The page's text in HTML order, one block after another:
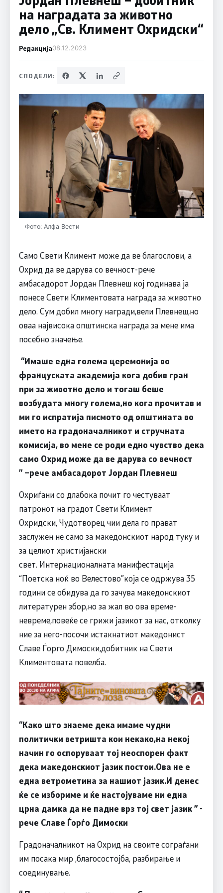
на наградата за животно
дело „Св. Климент Охридски“
Редакција08.12.2023
СПОДЕЛИ:
Фото: Алфа Вести
Само Свети Климент може да ве благослови, а
Охрид да ве дарува со вечност-рече
амбасадорот Јордан Плевнеш кој годинава ја
понесе Свети Климентовата награда за животно
дело. Сум добил многу награди,вели Плевнеш,но
оваа највисока општинска награда за мене има
посебно значење.
“Имаше една голема церемонија во
француската академија кога добив гран
при за животно дело и тогаш беше
возбудата многу голема,но кога прочитав и
ми го испратија писмото од општината во
името на градоначалникот и стручната
комисија, во мене се роди едно чувство дека
само Охрид може да ве дарува со вечност
”–рече амбасадорот Јордан Плевнеш
Охриѓани со длабока почит го честуваат
патронот на градот Свети Климент
Охридски, Чудотворец чии дела го прават
заслужен не само за македонскиот народ туку и
за целиот христијански
свет. Интернационалната манифестација
“Поетска ноќ во Велестово”која се одржува 35
години се обидува да го зачува македонскиот
литературен збор,но за жал во ова време-
невреме,повеќе се грижи јазикот за нас, отколку
ние за него-посочи истакнатиот македонист
Славе Ѓорго Димоски,добитник на Свети
Климентовата повелба.
“Како што знаеме дека имаме чудни
политички ветришта кои некако,на некој
начин го оспоруваат тој неоспорен факт
дека македонскиот јазик постои.Ова не е
една ветрометина за нашиот јазик.И денес
ќе се избориме и ќе настојуваме ни една
црна дамка да не падне врз тој свет јазик”-
рече Славе Ѓорѓо Димоски
Градоначалникот на Охрид на своите сограѓани
им посака мир ,благосостојба, разбирање и
соединување.